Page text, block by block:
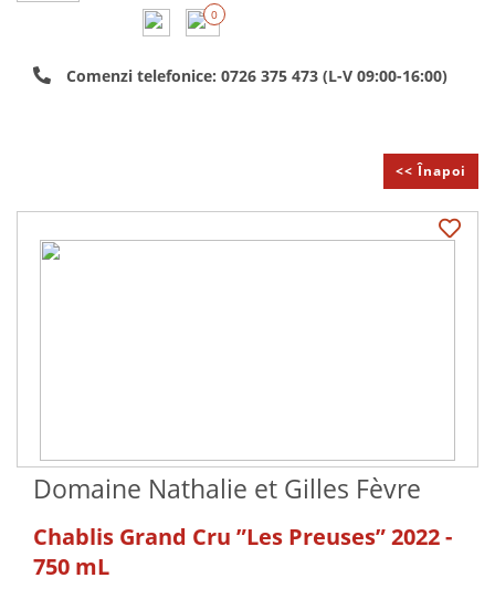
0
Comenzi telefonice: 0726 375 473 (L-V 09:00-16:00)
<< Înapoi
Domaine Nathalie et Gilles Fèvre
Chablis Grand Cru ”Les Preuses” 2022 -
750 mL